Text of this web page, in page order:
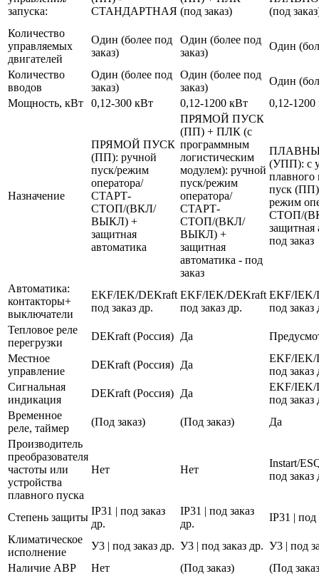
запуска:
СТАНДАРТНАЯ (под заказ)
(под
Количество
управляемых
двигателей
Один (более под
заказ)
Один (более под
заказ)
Один
Количество
вводов
Один (более под
заказ)
Один (более под
заказ)
Один
Мощность, кВт
0,12-300 кВт 0,12-1200 кВт 0,12-1200
Назначение
ПРЯМОЙ ПУСК
(ПП): ручной
пуск/режим
оператора/
СТАРТ-
СТОП/(ВКЛ/
ВЫКЛ) +
защитная
автоматика
ПРЯМОЙ ПУСК
(ПП) + ПЛК (с
программным
логистическим
модулем): ручной
пуск/режим
оператора/
СТАРТ-
СТОП/(ВКЛ/
ВЫКЛ) +
защитная
автоматика - под
заказ
(УПП): с
плавного
пуск
режим
СТОП/
защитная
под заказ
Автоматика:
контакторы+
выключатели
EKF/IEK/DEKraft
под заказ др.
EKF/IEK/DEKraft
под заказ др.
EKF/IEK/
под заказ
Тепловое реле
перегрузки
DEKraft (Россия) Да
Местное
управление
DEKraft (Россия) Да
EKF/IEK/
под заказ
Сигнальная
индикация
DEKraft (Россия) Да
EKF/IEK/
под заказ
Временное
реле, таймер
(Под заказ) (Под заказ)
Да
Производитель
преобразователя
частоты или
устройства
плавного пуска
Нет Нет
Instart/
под заказ
Степень защиты
IP31 | под заказ
др.
IP31 | под заказ
др.
IP31 | под
Климатическое
исполнение
У3 | под заказ др. У3 | под заказ др. У3 | под
Наличие АВР
Нет (Под заказ)
(Под